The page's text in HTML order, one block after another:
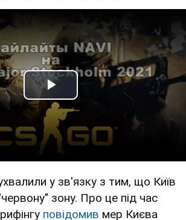
Play Video
у зв'язку з тим, що Київ
зону. Про це під час
повідомив мер Києва